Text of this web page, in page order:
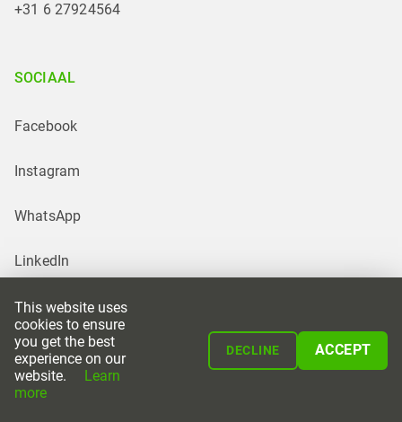
+31 6 27924564
SOCIAAL
Facebook
Instagram
WhatsApp
LinkedIn
Powered by
This website uses
cookies to ensure
you get the best
experience on our
website.
Learn
more
DECLINE ACCEPT